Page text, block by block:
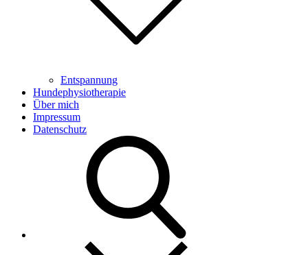
Entspannung
Hundephysiotherapie
Über mich
Impressum
Datenschutz